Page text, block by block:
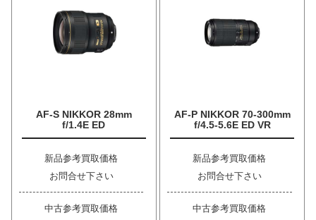
AF-S NIKKOR 28mm
f/1.4E ED
新品参考買取価格
お問合せ下さい
中古参考買取価格
AF-P NIKKOR 70-300mm
f/4.5-5.6E ED VR
新品参考買取価格
お問合せ下さい
中古参考買取価格